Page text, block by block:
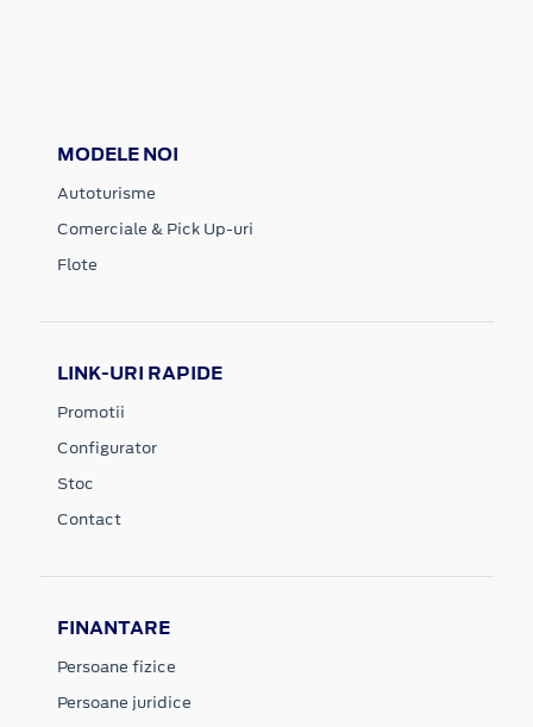
MODELE NOI
Autoturisme
Comerciale & Pick Up-uri
Flote
LINK-URI RAPIDE
Promotii
Configurator
Stoc
Contact
FINANTARE
Persoane fizice
Persoane juridice